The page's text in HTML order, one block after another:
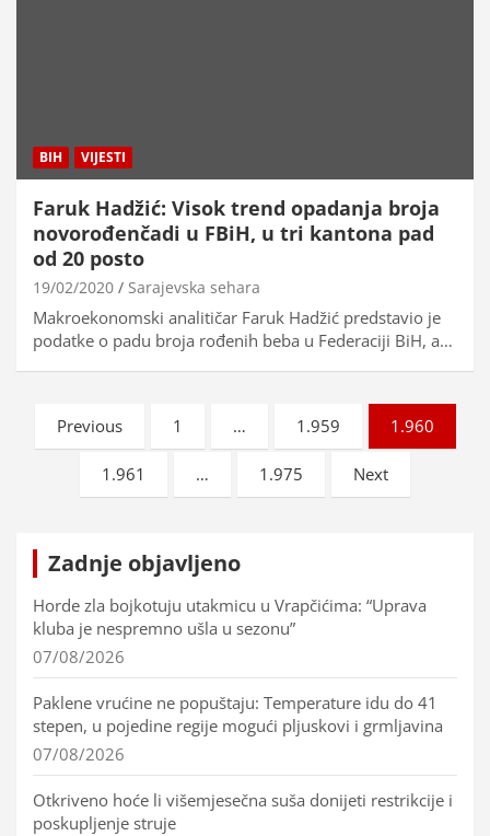
BIH VIJESTI
Faruk Hadžić: Visok trend opadanja broja
novorođenčadi u FBiH, u tri kantona pad
od 20 posto
19/02/2020 Sarajevska sehara
Makroekonomski analitičar Faruk Hadžić predstavio je
podatke o padu broja rođenih beba u Federaciji BiH, a…
Brojevi
stranica
objava
Previous 1 … 1.959 1.960
1.961 … 1.975 Next
Zadnje objavljeno
Horde zla bojkotuju utakmicu u Vrapčićima: “Uprava
kluba je nespremno ušla u sezonu”
07/08/2026
Paklene vrućine ne popuštaju: Temperature idu do 41
stepen, u pojedine regije mogući pljuskovi i grmljavina
07/08/2026
Otkriveno hoće li višemjesečna suša donijeti restrikcije i
poskupljenje struje